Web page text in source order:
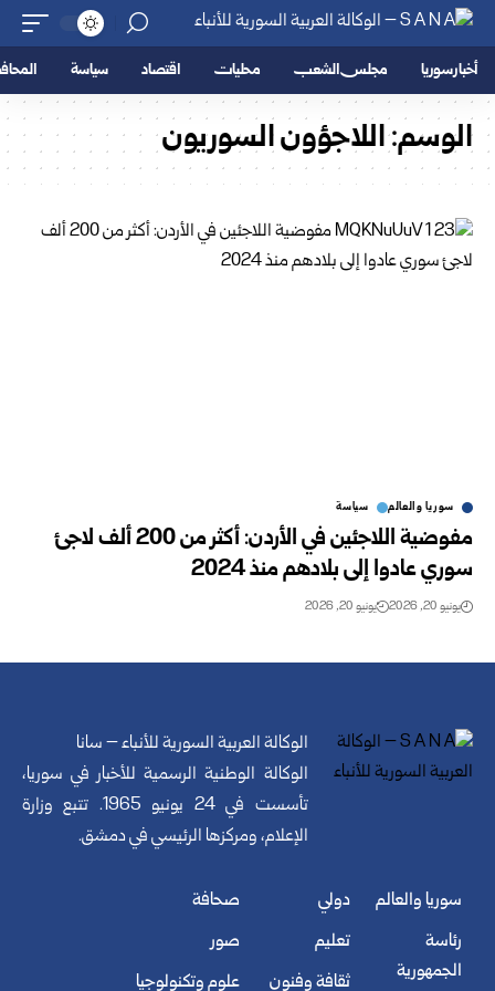
أخبار سوريا مجلس الشعب محليات اقتصاد سياسة
الوسم:اللاجؤون السوريون
سوريا والعالم سياسة
مفوضية اللاجئين في الأردن: أكثر من 200 ألف ‏لاجئ
سوري ‏عادوا إلى بلادهم منذ 2024‏‎ ‎
يونيو 20, 2026 يونيو 20, 2026
الوكالة العربية السورية للأنباء – سانا
الوكالة الوطنية الرسمية للأخبار في سوريا،
تأسست في 24 يونيو 1965. تتبع وزارة
الإعلام، ومركزها الرئيسي في دمشق.
سوريا والعالم
رئاسة
الجمهورية
دولي
تعليم
ثقافة وفنون
صحافة
صور
علوم وتكنولوجيا